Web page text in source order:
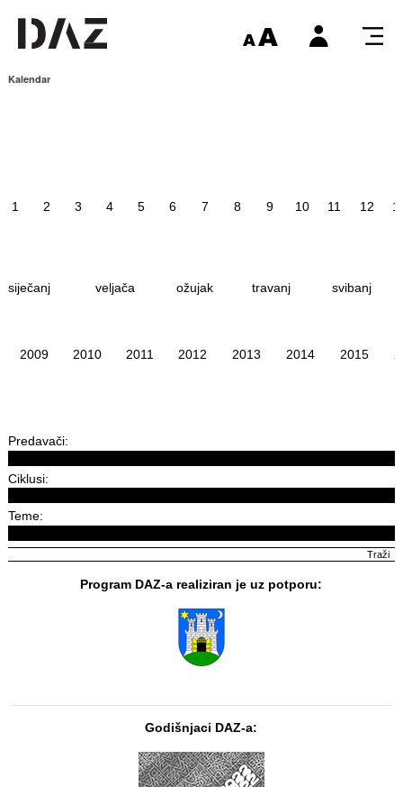
Kalendar
1 2 3 4 5 6 7 8 9 10 11 12
siječanj veljača ožujak travanj svibanj
2009 2010 2011 2012 2013 2014 2015
Predavači:
Ciklusi:
Teme:
Program DAZ-a realiziran je uz potporu:
Godišnjaci DAZ-a: